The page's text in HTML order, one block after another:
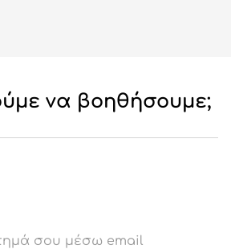
να βοηθήσουμε;
σου μέσω email